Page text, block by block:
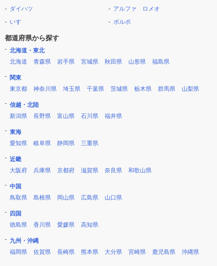
ダイハツ
いすゞ
アルファ ロメオ
ボルボ
都道府県から探す
北海道・東北
北海道
青森県 岩手県 宮城県 秋田県 山形県 福島県
関東
東京都
神奈川県 埼玉県 千葉県 茨城県 栃木県 群馬県 山梨県
信越・北陸
新潟県
長野県 富山県 石川県 福井県
東海
愛知県
岐阜県 静岡県 三重県
近畿
大阪府
兵庫県 京都府 滋賀県 奈良県 和歌山県
中国
鳥取県
島根県 岡山県 広島県 山口県
四国
徳島県
香川県 愛媛県 高知県
九州・沖縄
福岡県
佐賀県 長崎県 熊本県 大分県 宮崎県 鹿児島県 沖縄県